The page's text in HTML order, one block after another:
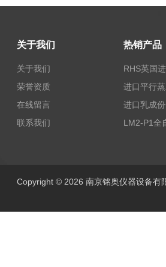
关于我们
关于我们
荣誉资质
在线留言
联系我们
热销产品
进口平行
Copyright © 2026 南京铭奥仪器设备有